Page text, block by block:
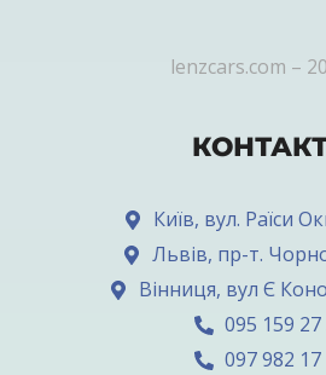
lenzcars.com –
Київ, вул. Раїси
Львів, пр-т.
Вінниця, вул Є
095 159 27
097 982 17